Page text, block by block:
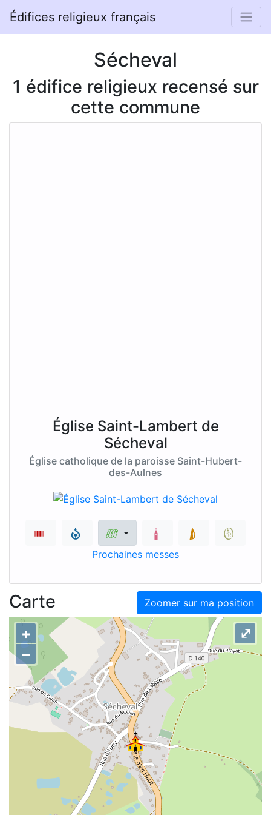
Édifices religieux français
Sécheval
1 édifice religieux recensé sur
cette commune
Église Saint-Lambert de
Sécheval
Église catholique de la paroisse Saint-Hubert-
des-Aulnes
Prochaines messes
Zoomer sur ma position
Carte
+
–
⤢